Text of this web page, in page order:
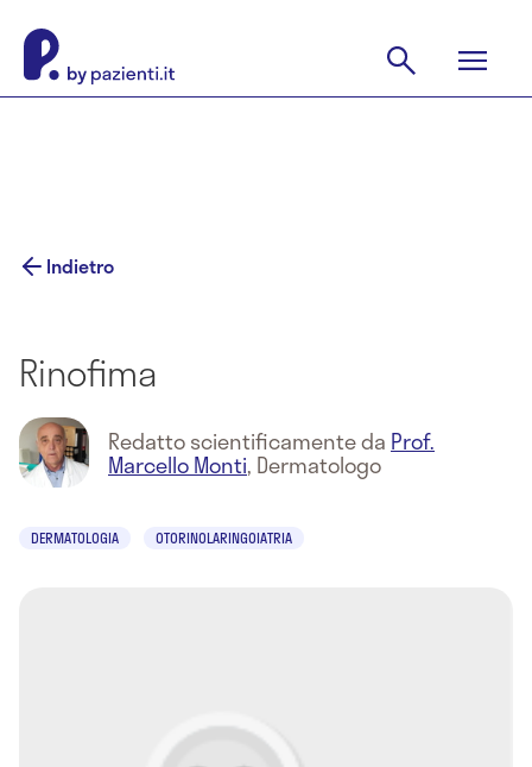
Indietro
Rinofima
Redatto scientificamente da Prof.
Marcello Monti, Dermatologo
DERMATOLOGIA OTORINOLARINGOIATRIA